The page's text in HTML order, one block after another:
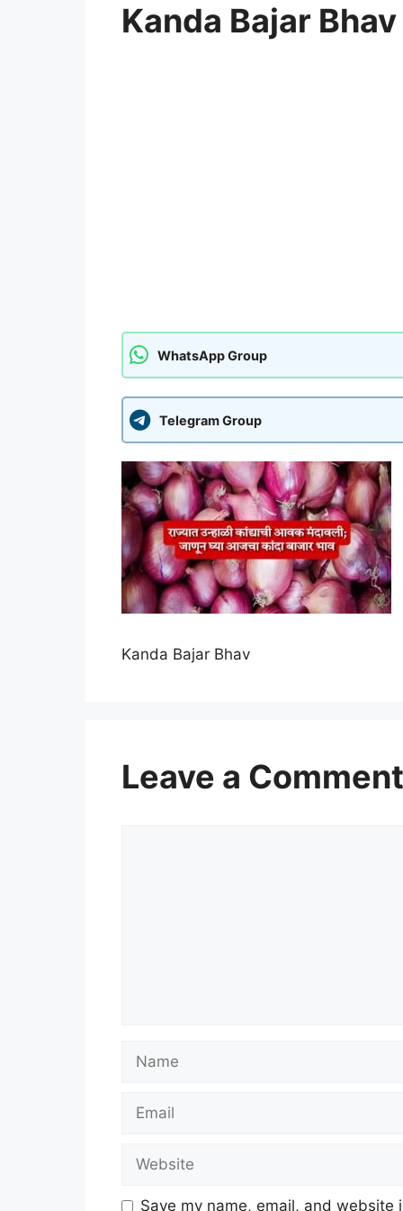
Kanda Bajar Bhav
WhatsApp Group
Telegram Group
Kanda Bajar Bhav
Leave a Comment
Save my name, email, and